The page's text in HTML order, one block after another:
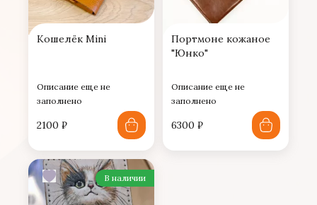
Кошелёк Mini
Описание еще не
заполнено
2100 ₽
Портмоне кожаное
"Юнко"
Описание еще не
заполнено
6300 ₽
В наличии